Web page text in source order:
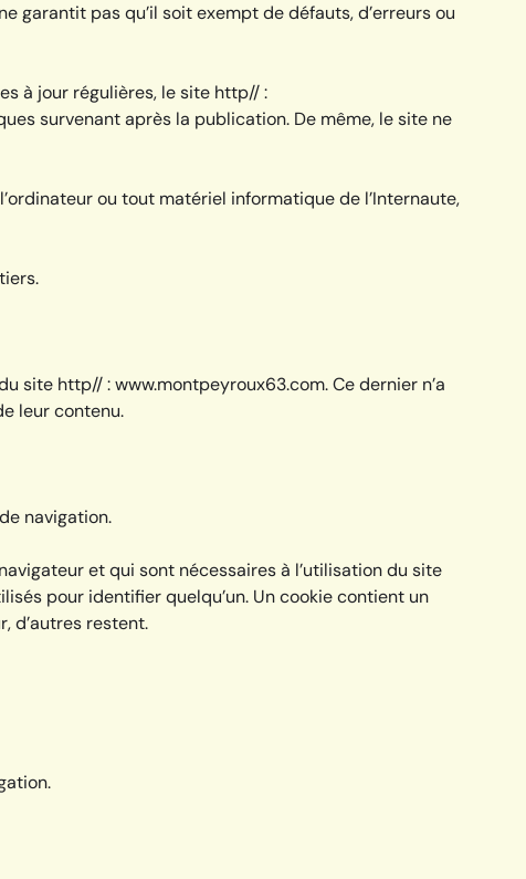
garantit pas qu’il soit exempt de défauts, d’erreurs ou
à jour régulières, le site http// :
survenant après la publication. De même, le site ne
ou tout matériel informatique de l’Internaute,
site http// : www.montpeyroux63.com. Ce dernier n’a
leur contenu.
navigation.
et qui sont nécessaires à l’utilisation du site
pour identifier quelqu’un. Un cookie contient un
d’autres restent.